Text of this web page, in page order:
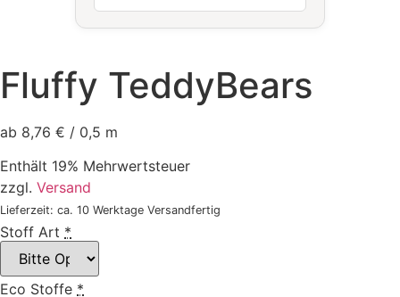
Fluffy TeddyBears
ab 8,76 € / 0,5 m
Enthält 19% Mehrwertsteuer
zzgl. Versand
Lieferzeit: ca. 10 Werktage Versandfertig
Stoff Art *
Eco Stoffe *